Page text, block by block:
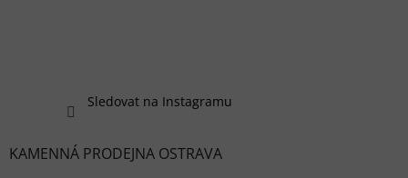
Sledovat na Instagramu
KAMENNÁ PRODEJNA OSTRAVA